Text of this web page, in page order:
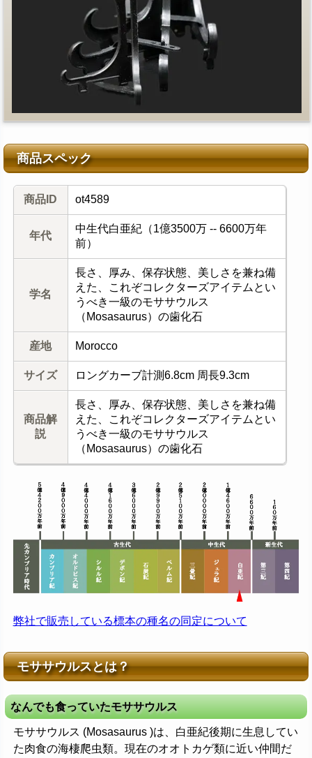
商品スペック
商品ID ot4589
年代
中生代白亜紀（1億3500万 -- 6600万年
前）
学名
長さ、厚み、保存状態、美しさを兼ね備
えた、これぞコレクターズアイテムとい
うべき一級のモササウルス
（Mosasaurus）の歯化石
産地 Morocco
サイズ ロングカーブ計測6.8cm 周長9.3cm
商品解
説
長さ、厚み、保存状態、美しさを兼ね備
えた、これぞコレクターズアイテムとい
うべき一級のモササウルス
（Mosasaurus）の歯化石
弊社で販売している標本の種名の同定について
モササウルスとは？
なんでも食っていたモササウルス
モササウルス (Mosasaurus )は、白亜紀後期に生息してい
た肉食の海棲爬虫類。現在のオオトカゲ類に近い仲間だ